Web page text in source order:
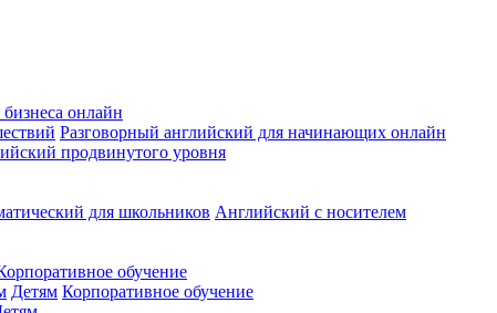
онлайн
Разговорный английский для начинающих онлайн
продвинутого уровня
для школьников Английский с носителем
обучение
Детям Корпоративное обучение